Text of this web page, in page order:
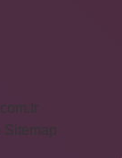
Sitemap